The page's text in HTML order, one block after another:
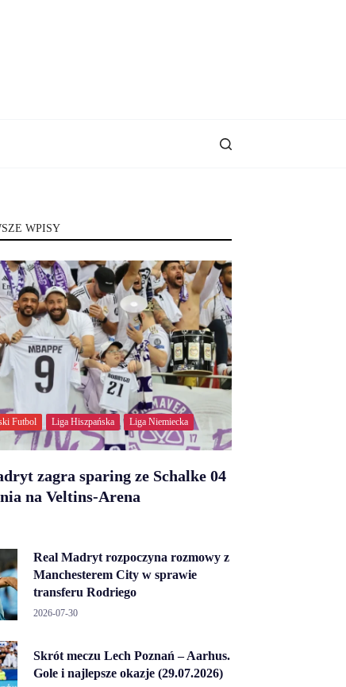
WPISY
Futbol Liga Hiszpańska Liga Niemiecka
zagra sparing ze Schalke 04
na Veltins-Arena
Real Madryt rozpoczyna rozmowy z
Manchesterem City w sprawie
transferu Rodriego
2026-07-30
Skrót meczu Lech Poznań – Aarhus.
Gole i najlepsze okazje (29.07.2026)